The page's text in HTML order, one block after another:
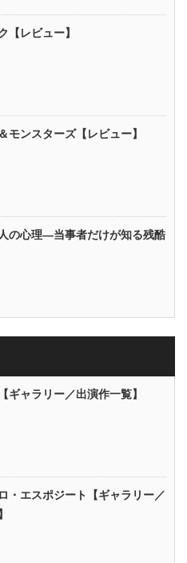
【レビュー】
モンスターズ【レビュー】
の心理―当事者だけが知る残酷
ギャラリー／出演作一覧】
・エスポジート【ギャラリー／